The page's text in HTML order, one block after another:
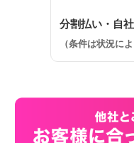
分割払い・自
（条件は状況に